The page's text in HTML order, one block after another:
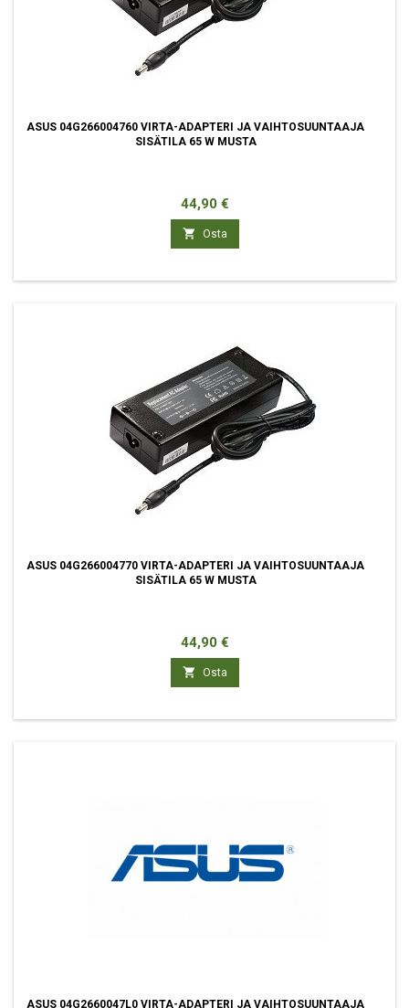
ASUS 04G266004760 VIRTA-ADAPTERI JA VAIHTOSUUNTAAJA
SISÄTILA 65 W MUSTA
Hinta
44,90 €
 Osta
ASUS 04G266004770 VIRTA-ADAPTERI JA VAIHTOSUUNTAAJA
SISÄTILA 65 W MUSTA
Hinta
44,90 €
 Osta
ASUS 04G2660047L0 VIRTA-ADAPTERI JA VAIHTOSUUNTAAJA